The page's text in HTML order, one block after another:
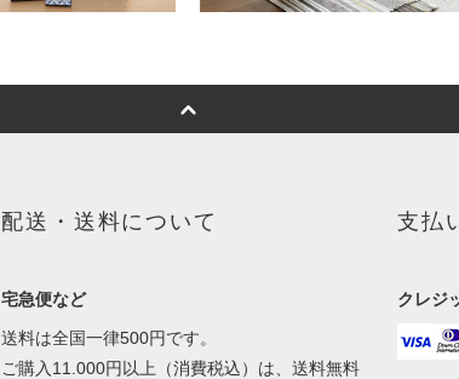
配送・送料について
宅急便など
送料は全国一律500円です。
ご購入11.000円以上（消費税込）は、送料無料
支払
クレジ